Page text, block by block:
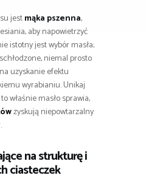
jestmąka pszenna,
aby napowietrzyć
istotny jest wybór masła;
niemal prosto
uzyskanie efektu
wyrabianiu. Unikaj
właśnie masło sprawia,
zyskują niepowtarzalny
na strukturę i
ciasteczek